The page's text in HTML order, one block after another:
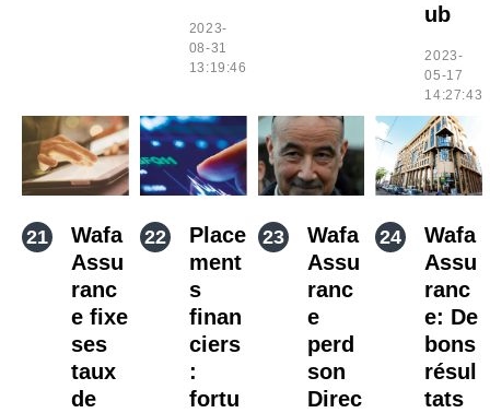
2023-
08-31
13:19:46
ub
2023-
05-17
14:27:43
Wafa
Assu
ranc
e fixe
ses
taux
de
Place
ment
s
finan
ciers
:
fortu
Wafa
Assu
ranc
e
perd
son
Direc
Wafa
Assu
ranc
e: De
bons
résul
tats